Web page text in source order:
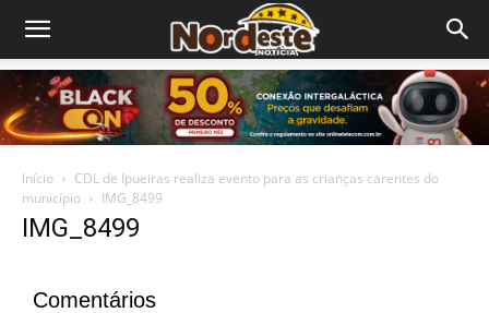
Início
CDL de Ipueiras realiza evento para as crianças carentes do
município
IMG_8499
IMG_8499
Comentários